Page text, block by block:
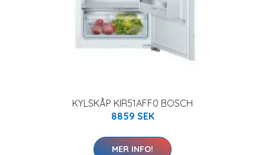
KYLSKÅP KIR51AFF0 BOSCH
8859 SEK
MER INFO!